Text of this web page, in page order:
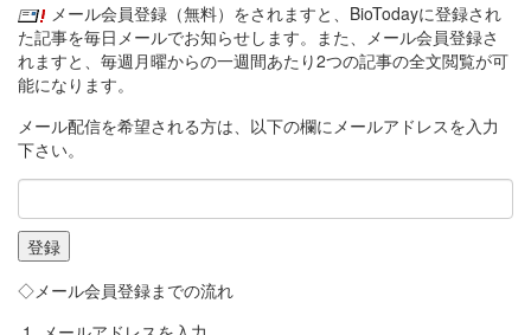
メール会員登録（無料）をされますと、BioTodayに登録され
た記事を毎日メールでお知らせします。また、メール会員登録さ
れますと、毎週月曜からの一週間あたり2つの記事の全文閲覧が可
能になります。
メール配信を希望される方は、以下の欄にメールアドレスを入力
下さい。
◇メール会員登録までの流れ